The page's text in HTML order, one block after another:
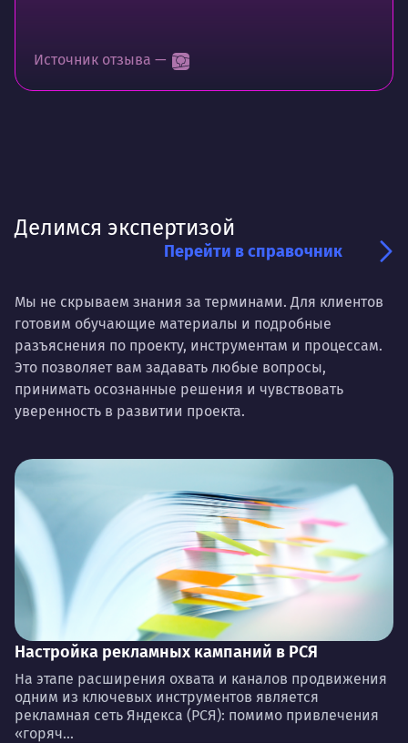
Источник отзыва —
Делимся экспертизой
Перейти в справочник
Мы не скрываем знания за терминами. Для клиентов
готовим обучающие материалы и подробные
разъяснения по проекту, инструментам и процессам.
Это позволяет вам задавать любые вопросы,
принимать осознанные решения и чувствовать
уверенность в развитии проекта.
Настройка рекламных кампаний в РСЯ
На этапе расширения охвата и каналов продвижения
одним из ключевых инструментов является
рекламная сеть Яндекса (РСЯ): помимо привлечения
«горяч...